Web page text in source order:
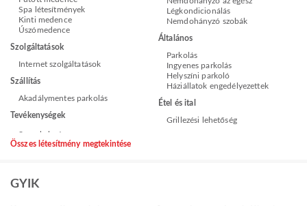
Spa létesítmények
Kinti medence
Úszómedence
Szolgáltatások
Internet szolgáltatások
Szállítás
Akadálymentes parkolás
Tevékenységek
Légkondicionálás
Nemdohányzó szobák
Általános
Parkolás
Ingyenes parkolás
Helyszíni parkoló
Háziállatok engedélyezettek
Étel és ital
Grillezési lehetőség
Összes létesítmény megtekintése
GYIK